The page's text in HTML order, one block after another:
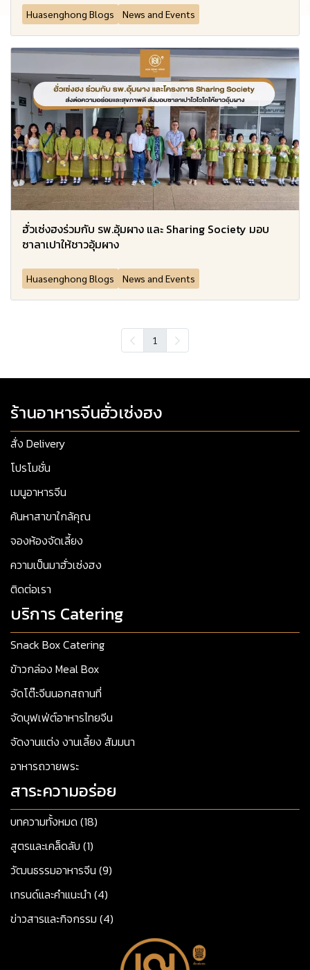
Huasenghong Blogs News and Events
ฮั่วเซ่งฮงร่วมกับ รพ.อุ้มผาง และ Sharing Society มอบ
ซาลาเปาให้ชาวอุ้มผาง
Huasenghong Blogs News and Events
1
ร้านอาหารจีนฮั่วเซ่งฮง
สั่ง Delivery
โปรโมชั่น
เมนูอาหารจีน
ค้นหาสาขาใกล้คุณ
จองห้องจัดเลี้ยง
ความเป็นมาฮั่วเซ่งฮง
ติดต่อเรา
บริการ Catering
Snack Box Catering
ข้าวกล่อง Meal Box
จัดโต๊ะจีนนอกสถานที่
จัดบุฟเฟ่ต์อาหารไทยจีน
จัดงานแต่ง งานเลี้ยง สัมมนา
อาหารถวายพระ
สาระความอร่อย
บทความทั้งหมด (18)
สูตรและเคล็ดลับ (1)
วัฒนธรรมอาหารจีน (9)
เทรนด์และคำแนะนำ (4)
ข่าวสารและกิจกรรม (4)